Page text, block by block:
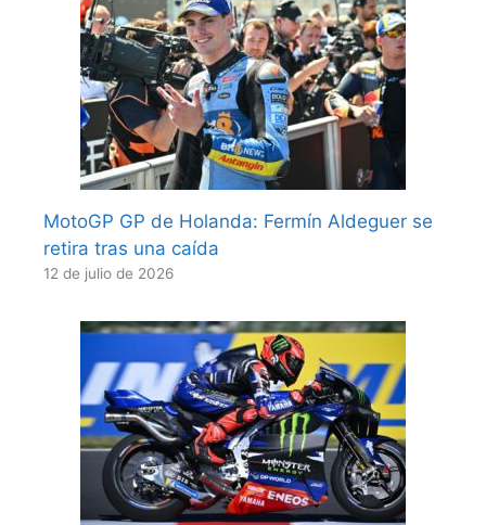
MotoGP GP de Holanda: Fermín Aldeguer se
retira tras una caída
12 de julio de 2026